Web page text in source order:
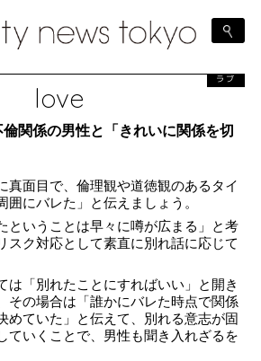
love
ラブ
関係の男性と「きれいに関係を切
真面目で、倫理観や道徳観のあるタイ
囲にバレた」と伝えましょう。
ということは早々に噂が広まる」と考
スク対応として素直に別れ話に応じて
は「別れたことにすればいい」と開き
その場合は「誰かにバレた時点で関係
めていた」と伝えて、別れる意志が固
ていくことで、男性も聞き入れざるを